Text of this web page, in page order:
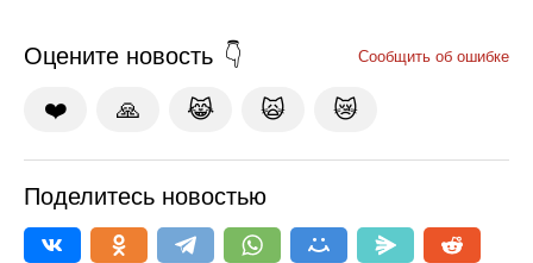
Оцените новость Сообщить об ошибке
❤️ 🙏 😹 🙀 😿
Поделитесь новостью